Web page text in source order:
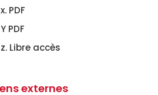
x. PDF
Y PDF
z. Libre accès
externes